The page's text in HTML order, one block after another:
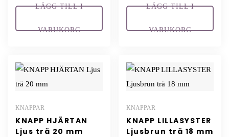
LÄGG TILL I
VARUKORG
LÄGG TILL I
VARUKORG
KNAPPAR
KNAPP HJÄRTAN
Ljus trä 20 mm
KNAPPAR
KNAPP LILLASYSTER
Ljusbrun trä 18 mm